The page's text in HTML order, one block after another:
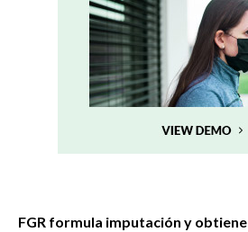
FGR formula imputación y obtiene